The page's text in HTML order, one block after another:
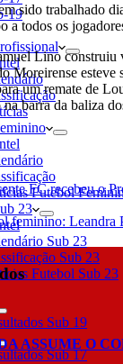
19
Futebol
23
Sub 23
Sub 23
Futebol Sub 23
Sub 19
Sub 17
sido trabalhado
a todos os
Lino construiu
Moreirense esteve
um remate de
barra da baliza
FC recebeu o
feminino: Leandra
ASSUME O